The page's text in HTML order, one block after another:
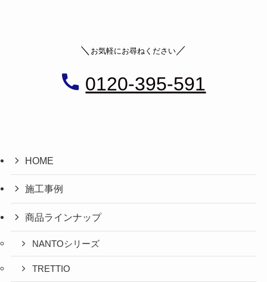
＼ お気軽にお尋ねください ／
0120-395-591
HOME
施工事例
商品ラインナップ
NANTOシリーズ
TRETTIO